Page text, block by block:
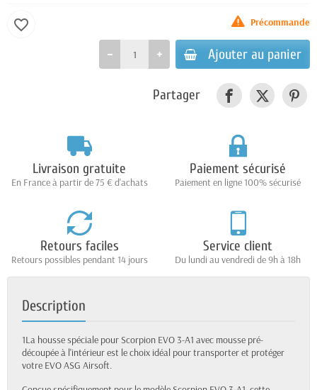
Précommande
Ajouter au panier
favorite_border
Partager
Livraison gratuite
En France à partir de 75 € d'achats
Paiement sécurisé
Paiement en ligne 100% sécurisé
Retours faciles
Retours possibles pendant 14 jours
Service client
Du lundi au vendredi de 9h à 18h
Description
1La housse spéciale pour Scorpion EVO 3-A1 avec mousse pré-
découpée à l'intérieur est le choix idéal pour transporter et protéger
votre EVO ASG Airsoft.